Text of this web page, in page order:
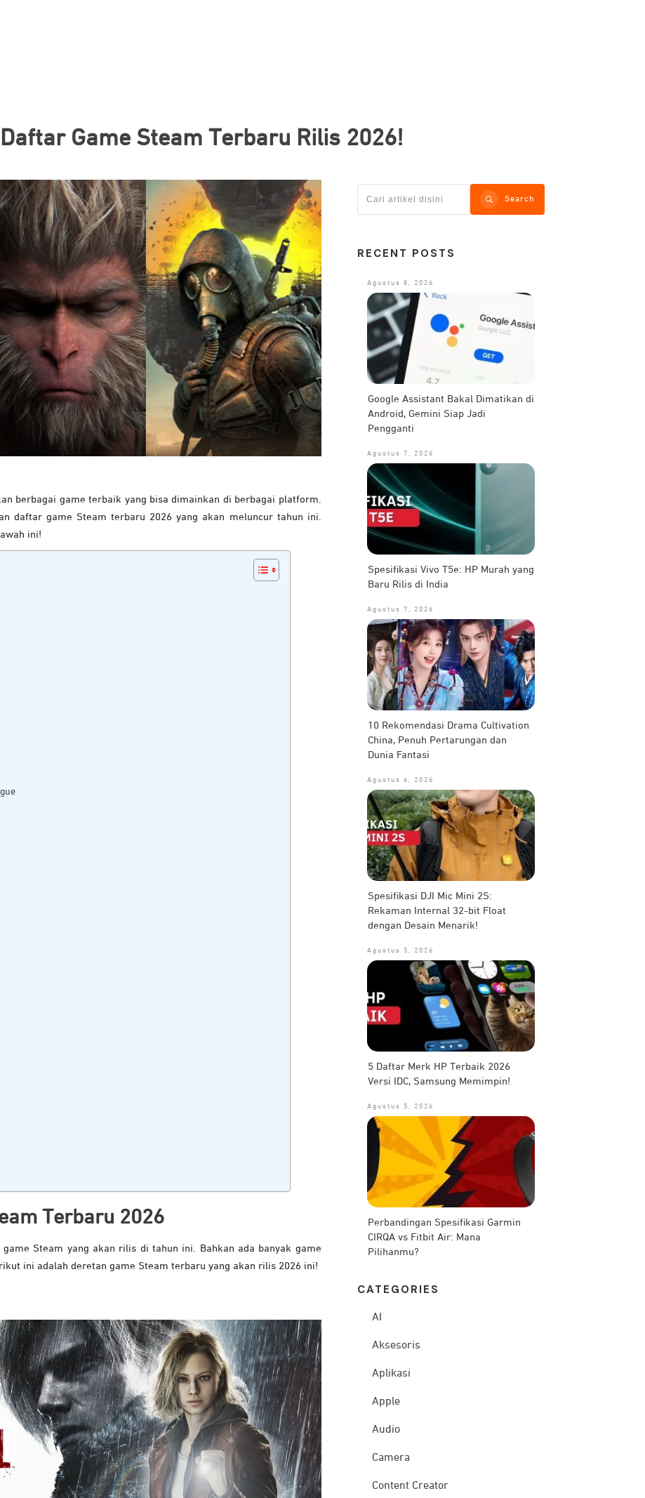
Game Steam Terbaru Rilis 2026!
berbagai game terbaik yang bisa dimainkan di berbagai platform.
daftar game Steam terbaru 2026 yang akan meluncur tahun ini.
ini!
Terbaru 2026
game Steam yang akan rilis di tahun ini. Bahkan ada banyak game
ini adalah deretan game Steam terbaru yang akan rilis 2026 ini!
Search
RECENT POSTS
Agustus 8, 2026
Google Assistant Bakal Dimatikan di
Android, Gemini Siap Jadi
Pengganti
Agustus 7, 2026
Spesifikasi Vivo T5e: HP Murah yang
Baru Rilis di India
Agustus 7, 2026
10 Rekomendasi Drama Cultivation
China, Penuh Pertarungan dan
Dunia Fantasi
Agustus 6, 2026
Spesifikasi DJI Mic Mini 2S:
Rekaman Internal 32-bit Float
dengan Desain Menarik!
Agustus 5, 2026
5 Daftar Merk HP Terbaik 2026
Versi IDC, Samsung Memimpin!
Agustus 5, 2026
Perbandingan Spesifikasi Garmin
CIRQA vs Fitbit Air: Mana
Pilihanmu?
CATEG ORIES
AI
Aksesoris
Aplikasi
Apple
Audio
Camera
Content Creator